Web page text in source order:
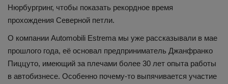
Нюрбургринг, чтобы показать рекордное время
прохождения Северной петли.
О компании Automobili Estrema мы уже рассказывали в мае
прошлого года, её основал предприниматель Джанфранко
Пиццуто, имеющий за плечами более 30 лет опыта работы
в автобизнесе. Особенно почему-то выпячивается участие